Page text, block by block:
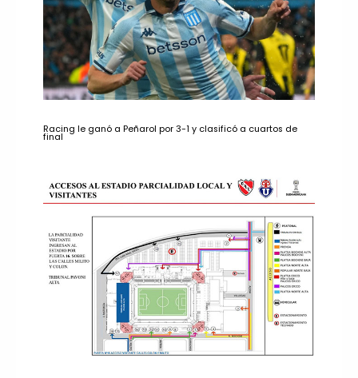
Racing le ganó a Peñarol por 3-1 y clasificó a cuartos de
final